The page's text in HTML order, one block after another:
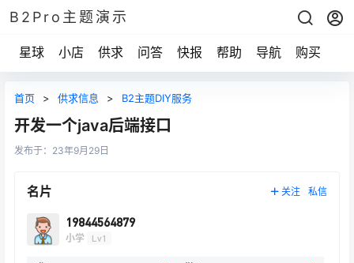
B2Pro主题演示
星球 小店 供求 问答 快报 帮助 导航 购买
首页 > 供求信息 > B2主题DIY服务
开发一个java后端接口
发布于： 23年9月29日
名片 关注 私信
19844564879
小学 Lv1